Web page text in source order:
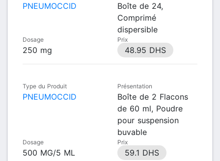
PNEUMOCCID
Boîte de 24,
Comprimé
dispersible
Dosage
250 mg
Prix
48.95 DHS
Type du Produit
PNEUMOCCID
Présentation
Boîte de 2 Flacons
de 60 ml, Poudre
pour suspension
buvable
Dosage
500 MG/5 ML
Prix
59.1 DHS